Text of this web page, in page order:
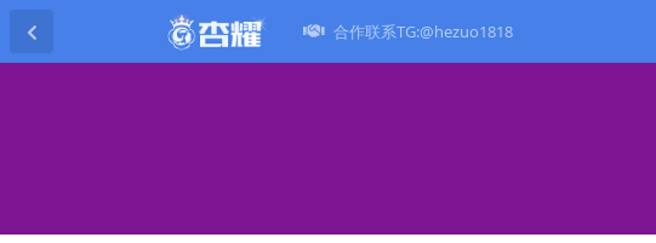
合作联系TG:@hezuo1818